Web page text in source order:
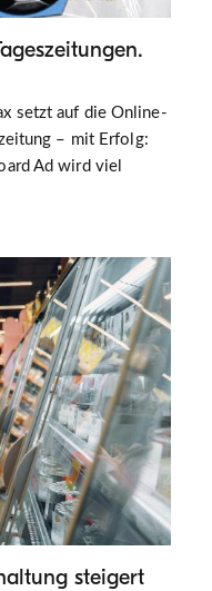
setzt auf die Online-
– mit Erfolg:
Ad wird viel
steigert